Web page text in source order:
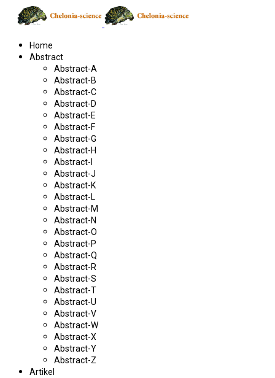
Home
Abstract
Abstract-A
Abstract-B
Abstract-C
Abstract-D
Abstract-E
Abstract-F
Abstract-G
Abstract-H
Abstract-I
Abstract-J
Abstract-K
Abstract-L
Abstract-M
Abstract-N
Abstract-O
Abstract-P
Abstract-Q
Abstract-R
Abstract-S
Abstract-T
Abstract-U
Abstract-V
Abstract-W
Abstract-X
Abstract-Y
Abstract-Z
Artikel